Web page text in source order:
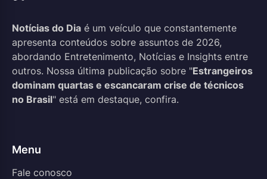
Notícias do Dia é um veículo que constantemente
apresenta conteúdos sobre assuntos de 2026,
abordando Entretenimento, Notícias e Insights entre
outros. Nossa última publicação sobre "Estrangeiros
dominam quartas e escancaram crise de técnicos
no Brasil" está em destaque, confira.
Menu
Fale conosco